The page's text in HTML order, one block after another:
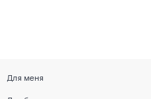
Для меня